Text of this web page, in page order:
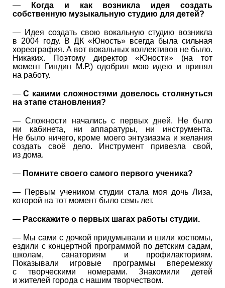
—
Когда и как возникла идея создать
собственную музыкальную студию для детей?
— Идея создать свою вокальную студию возникла
в 2004 году. В ДК «Юность» всегда была сильная
хореография. А вот вокальных коллективов не было.
Никаких. Поэтому директор «Юности» (на тот
момент Гиндин М.Р.) одобрил мою идею и принял
на работу.
—С какими сложностями довелось столкнуться
на этапе становления?
— Сложности начались с первых дней. Не было
ни кабинета, ни аппаратуры, ни инструмента.
Не было ничего, кроме моего энтузиазма и желания
создать своё дело. Инструмент привезла свой,
из дома.
— Помните своего самого первого ученика?
— Первым учеником студии стала моя дочь Лиза,
которой на тот момент было семь лет.
— Расскажите о первых шагах работы студии.
— Мы сами с дочкой придумывали и шили костюмы,
ездили с концертной программой по детским садам,
школам, санаториям и профилакториям.
Показывали игровые программы вперемежку
с творческими номерами. Знакомили детей
и жителей города с нашим творчеством.